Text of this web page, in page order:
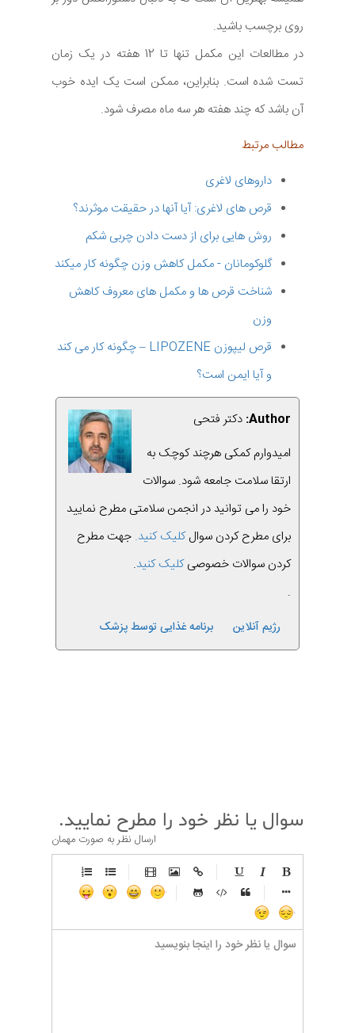
روی برچسب باشید.
در مطالعات این مکمل تنها تا 12 هفته در یک زمان
تست شده است. بنابراین، ممکن است یک ایده خوب
آن باشد که چند هفته هر سه ماه مصرف شود.
مطالب مرتبط
داروهای لاغری
قرص های لاغری: آیا آنها در حقیقت موثرند؟
روش هایی برای از دست دادن چربی شکم
گلوکومانان - مکمل کاهش وزن چگونه کار میکند
شناخت قرص ها و مکمل های معروف کاهش
وزن
قرص لیپوزن LIPOZENE – چگونه کار می کند
و آیا ایمن است؟
Author: دکتر فتحی
امیدوارم کمکی هرچند کوچک به
ارتقا سلامت جامعه شود. سوالات
خود را می توانید در انجمن سلامتی مطرح نمایید
برای مطرح کردن سوالکلیک کنید. جهت مطرح
کردن سوالات خصوصیکلیک کنید.
.
رژیم آنلاین برنامه غذایی توسط پزشک
سوال یا نظر خود را مطرح نمایید.
ارسال نظر به صورت مهمان
-
-
-
-
-
-
-
-
-
-
-
-